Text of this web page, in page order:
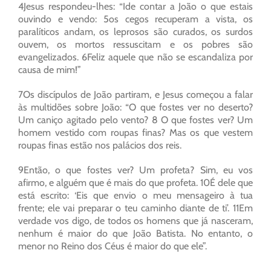
4Jesus respondeu-lhes: “Ide contar a João o que estais
ouvindo e vendo: 5os cegos recuperam a vista, os
paralíticos andam, os leprosos são curados, os surdos
ouvem, os mortos ressuscitam e os pobres são
evangelizados. 6Feliz aquele que não se escandaliza por
causa de mim!”
7Os discípulos de João partiram, e Jesus começou a falar
às multidões sobre João: “O que fostes ver no deserto?
Um caniço agitado pelo vento? 8 O que fostes ver? Um
homem vestido com roupas finas? Mas os que vestem
roupas finas estão nos palácios dos reis.
9Então, o que fostes ver? Um profeta? Sim, eu vos
afirmo, e alguém que é mais do que profeta. 10É dele que
está escrito: ‘Eis que envio o meu mensageiro à tua
frente; ele vai preparar o teu caminho diante de ti’. 11Em
verdade vos digo, de todos os homens que já nasceram,
nenhum é maior do que João Batista. No entanto, o
menor no Reino dos Céus é maior do que ele”.